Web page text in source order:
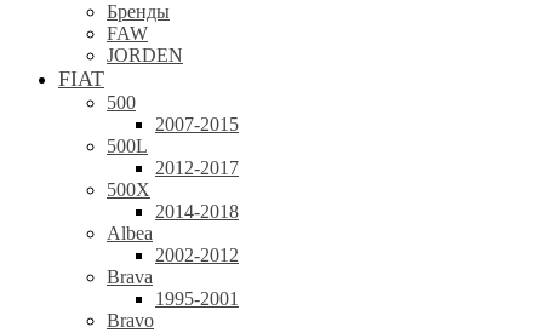
Бренды
FAW
JORDEN
FIAT
500
2007-2015
500L
2012-2017
500X
2014-2018
Albea
2002-2012
Brava
1995-2001
Bravo